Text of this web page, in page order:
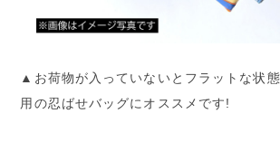
▲お荷物が入っていないとフラットな状
用の忍ばせバッグにオススメです!